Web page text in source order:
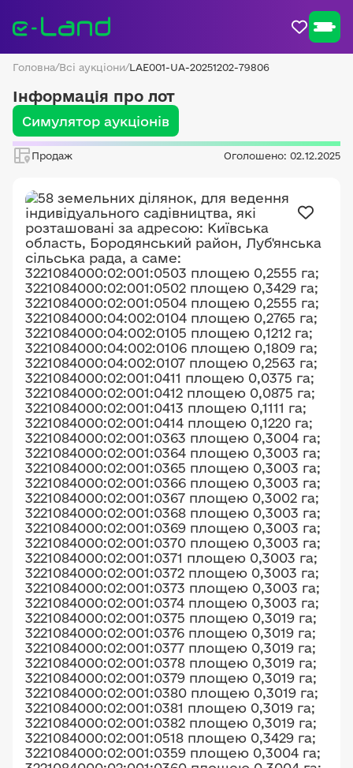
Головна/Всі аукціони/LAE001-UA-20251202-79806
Інформація про лот
Симулятор аукціонів
Продаж Оголошено: 02.12.2025